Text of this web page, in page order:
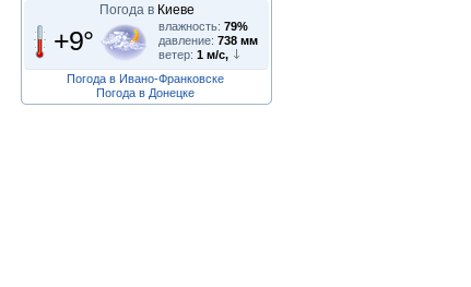
Погода в Киеве
+9° влажность: 79%
давление: 738 мм
ветер: 1 м/с,
Погода в Ивано-Франковске
Погода в Донецке